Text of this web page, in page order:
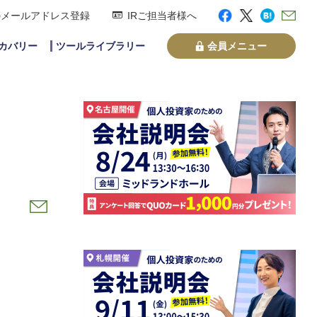
ールアドレス登録 IRご担当者様へ
バリー ツールライブラリー 会員メニュー